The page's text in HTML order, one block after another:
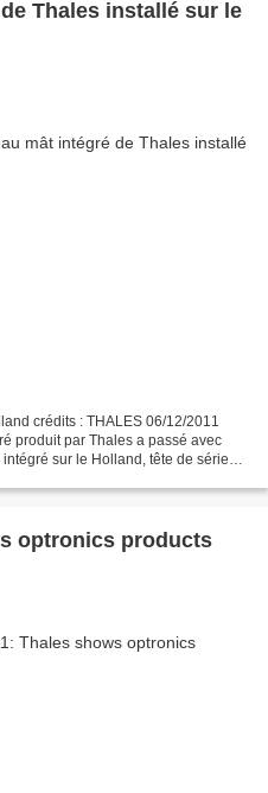
Thales installé sur le
crédits : THALES 06/12/2011
produit par Thales a passé avec
sur le Holland, tête de série
optronics products